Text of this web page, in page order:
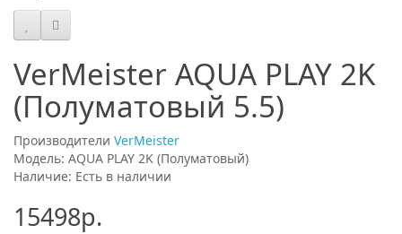
VerMeister AQUA PLAY 2K
(Полуматовый 5.5)
Производители VerMeister
Модель: AQUA PLAY 2K (Полуматовый)
Наличие: Есть в наличии
15498р.